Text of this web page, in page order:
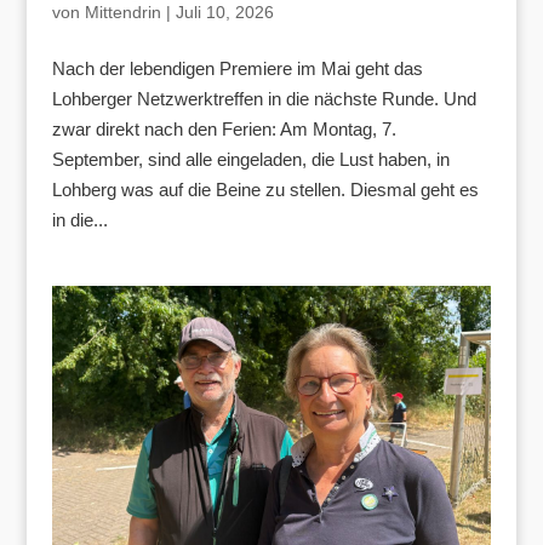
von Mittendrin | Juli 10, 2026
Nach der lebendigen Premiere im Mai geht das
Lohberger Netzwerktreffen in die nächste Runde. Und
zwar direkt nach den Ferien: Am Montag, 7.
September, sind alle eingeladen, die Lust haben, in
Lohberg was auf die Beine zu stellen. Diesmal geht es
in die...